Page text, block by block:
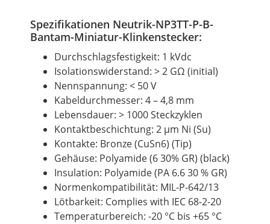
Spezifikationen Neutrik-NP3TT-P-B-
Bantam-Miniatur-Klinkenstecker:
Durchschlagsfestigkeit: 1 kVdc
Isolationswiderstand: > 2 GΩ (initial)
Nennspannung: < 50 V
Kabeldurchmesser: 4 – 4,8 mm
Lebensdauer: > 1000 Steckzyklen
Kontaktbeschichtung: 2 µm Ni (Su)
Kontakte: Bronze (CuSn6) (Tip)
Gehäuse: Polyamide (6 30% GR) (black)
Insulation: Polyamide (PA 6.6 30 % GR)
Normenkompatibilität: MIL-P-642/13
Lötbarkeit: Complies with IEC 68-2-20
Temperaturbereich: -20 °C bis +65 °C